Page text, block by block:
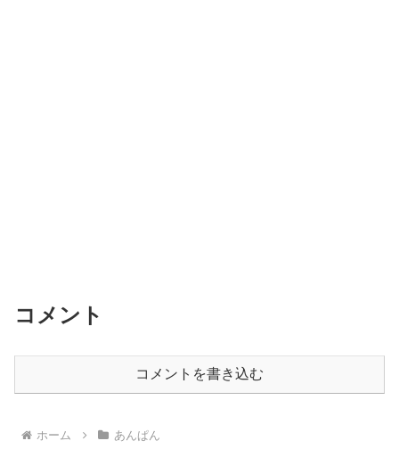
コメント
コメントを書き込む
ホーム あんぱん